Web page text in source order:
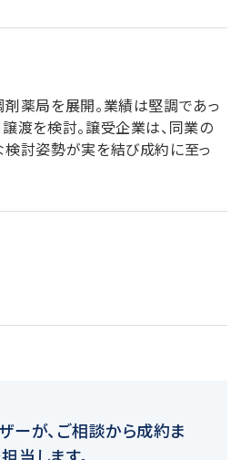
薬局を展開。業績は堅調であっ
渡を検討。譲受企業は、同業の
討姿勢が実を結び成約に至っ
ーが、ご相談から成約ま